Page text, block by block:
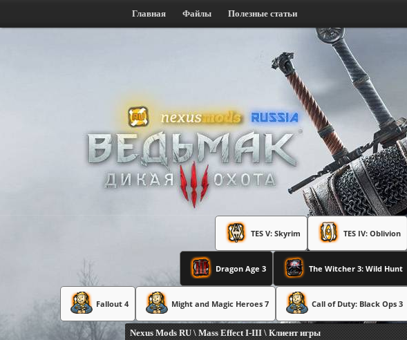
Главная Файлы Полезные статьи
TES V: Skyrim TES IV: Oblivion
Dragon Age 3 The Witcher 3: Wild Hunt
Fallout 4 Might and Magic Heroes 7 Call of Duty: Black Ops 3
Nexus Mods RU \ Mass Effect I-III \ Клиент игры